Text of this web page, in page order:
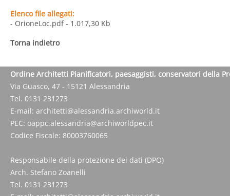
Elenco file allegati:
- OrioneLoc.pdf- 1.017,30 Kb
Torna indietro
Ordine Architetti Pianificatori, paesaggisti, conservatori della
Via Guasco, 47 - 15121 Alessandria
Tel. 0131 231273
E-mail: architetti@alessandria.archiworld.it
PEC: oappc.alessandria@archiworldpec.it
Codice Fiscale: 80003760065
Responsabile della protezione dei dati (DPO)
Arch. Stefano Zoanelli
Tel. 0131 231273